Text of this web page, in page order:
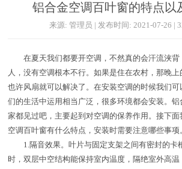
铝合金空调百叶窗的特点以
来源: 管理员 | 发布时间: 2021-07-26 |
在夏天我们都要开空调，不然真的会汗流浃背
人，没有空调根本不行。如果是住在农村，那晚上
也许风扇就可以解决了。在安装空调的时候我们
们的生活中运用相当广泛，很多环境都会安装。
家都见过吧，主要起到对空调的保养作用。接下
空调百叶窗有什么特点，安装时需要注意哪些事项
1.隔音效果。叶片与固定支架之间有密封的卡
时，双层中空结构能保持室内温度，隔绝室外高